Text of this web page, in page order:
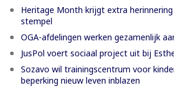
Heritage Month krijgt extra
stempel
OGA-afdelingen werken gezamenlijk
JusPol voert sociaal project uit bij
Sozavo wil trainingscentrum voor
beperking nieuw leven inblazen